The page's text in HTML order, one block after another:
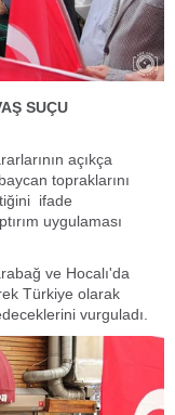
SUÇU
açıkça
topraklarını
ifade
uygulaması
ve Hocalı'da
Türkiye olarak
vurguladı.